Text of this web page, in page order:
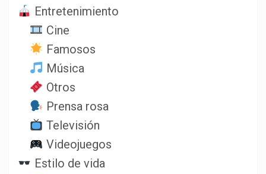
Entretenimiento
Cine
Famosos
Música
Otros
Prensa rosa
Televisión
Videojuegos
Estilo de vida